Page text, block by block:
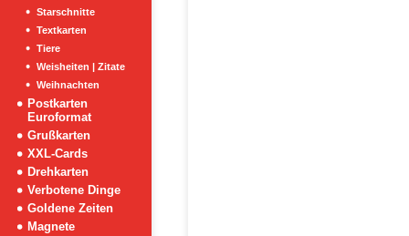
Starschnitte
Textkarten
Tiere
Weisheiten | Zitate
Weihnachten
Postkarten
Euroformat
Grußkarten
XXL-Cards
Drehkarten
Verbotene Dinge
Goldene Zeiten
Magnete